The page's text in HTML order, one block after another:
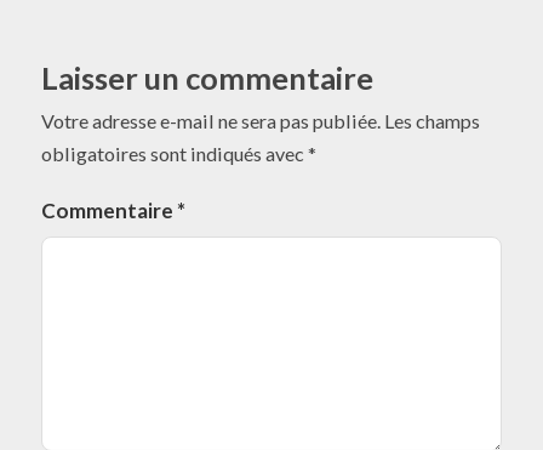
Laisser un commentaire
Votre adresse e-mail ne sera pas publiée. Les champs
obligatoires sont indiqués avec *
Commentaire *